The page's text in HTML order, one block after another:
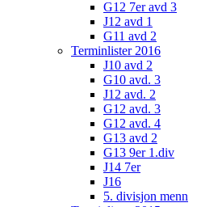
G12 7er avd 3
J12 avd 1
G11 avd 2
Terminlister 2016
J10 avd 2
G10 avd. 3
J12 avd. 2
G12 avd. 3
G12 avd. 4
G13 avd 2
G13 9er 1.div
J14 7er
J16
5. divisjon menn